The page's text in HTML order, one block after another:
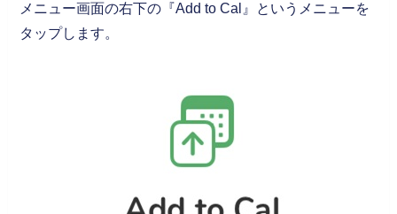
メニュー画面の右下の『Add to Cal』というメニューを
タップします。